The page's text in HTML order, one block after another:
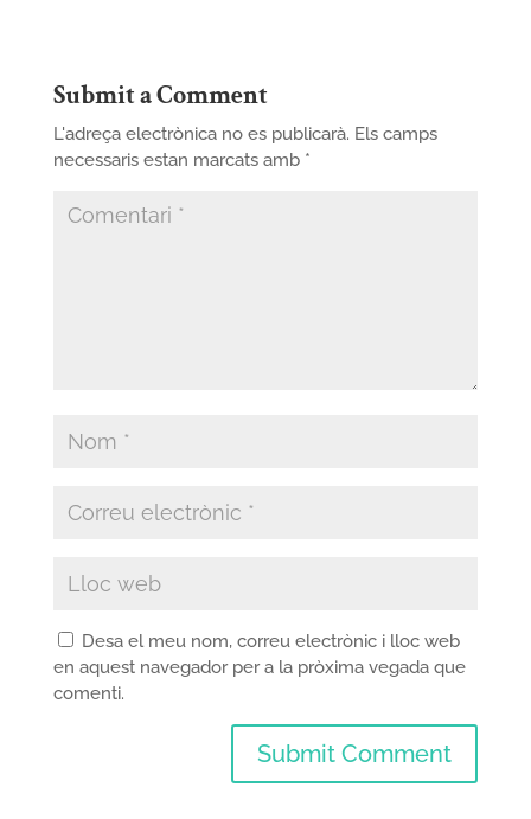
Submit a Comment
L'adreça electrònica no es publicarà. Els camps
necessaris estan marcats amb *
Desa el meu nom, correu electrònic i lloc web
en aquest navegador per a la pròxima vegada que
comenti.